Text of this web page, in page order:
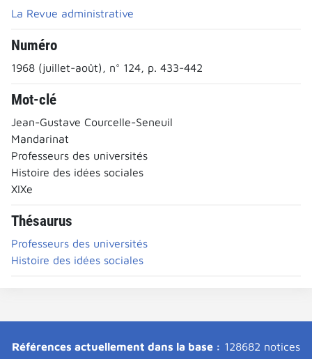
La Revue administrative
Numéro
1968 (juillet-août), n° 124, p. 433-442
Mot-clé
Jean-Gustave Courcelle-Seneuil
Mandarinat
Professeurs des universités
Histoire des idées sociales
XIXe
Thésaurus
Professeurs des universités
Histoire des idées sociales
Références actuellement dans la base : 128682 notices